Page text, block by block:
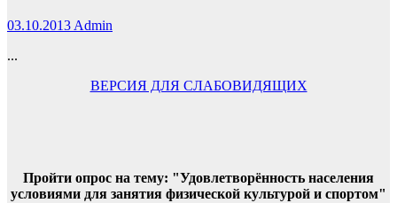
03.10.2013Admin
...
ВЕРСИЯ ДЛЯ СЛАБОВИДЯЩИХ
Пройти опрос на тему: "Удовлетворённость населения
условиями для занятия физической культурой и спортом"